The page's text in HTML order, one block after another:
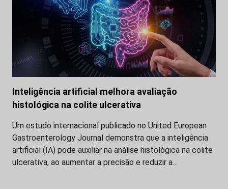
Inteligência artificial melhora avaliação
histológica na colite ulcerativa
Um estudo internacional publicado no United European
Gastroenterology Journal demonstra que a inteligência
artificial (IA) pode auxiliar na análise histológica na colite
ulcerativa, ao aumentar a precisão e reduzir a…